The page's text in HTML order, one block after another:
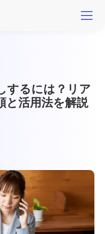
するには？リア
と活用法を解説